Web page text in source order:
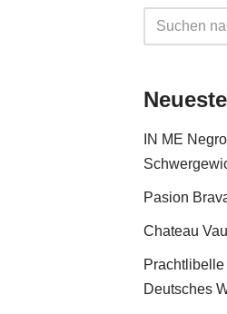
IN ME
Pasion
Chateau
Deutsches